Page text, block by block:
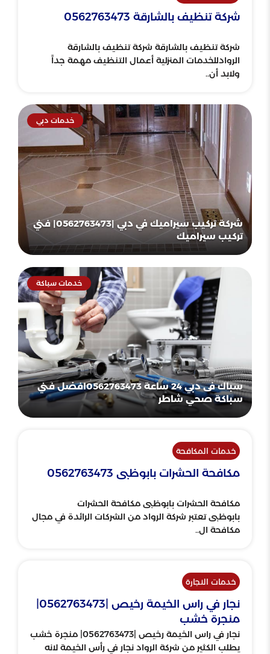
شركة تنظيف بالشارقة 0562763473
شركة تنظيف بالشارقة شركة تنظيف بالشارقة
الروادللخدمات المنزلية أعمال التنظيف مهمة جداً
ولابد أن..
خدمات دبي
شركة تركيب سيراميك في دبي |0562763473| فني
تركيب سيراميك
خدمات سباكة
سباك فى دبي 24 ساعة 0562763473افضل فني
سباكة صحي شاطر
خدمات المكافحة
مكافحة الحشرات بابوظبى 0562763473
مكافحة الحشرات بابوظبى مكافحة الحشرات
بابوظبى تعتبر شركة الرواد من الشركات الرائدة في مجال
مكافحة ال..
خدمات النجارة
منجرة خشب
نجار في راس الخيمة رخيص |0562763473| منجرة خشب
يطلب الكثير من شركة الرواد نجار في رأس الخيمة لانه